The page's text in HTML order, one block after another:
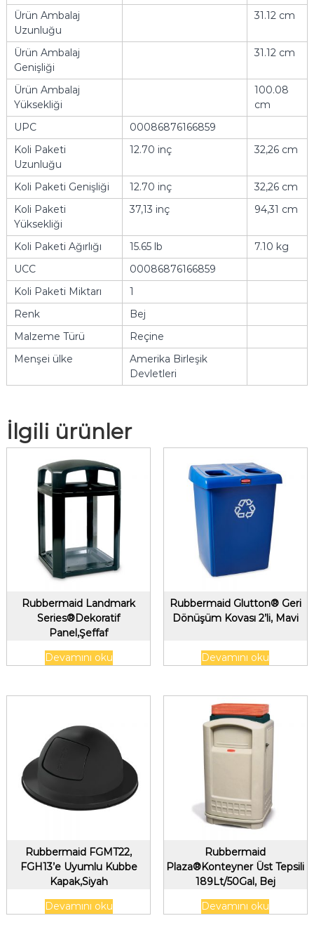
Ürün Ambalaj
Uzunluğu
31.12 cm
Ürün Ambalaj
Genişliği
31.12 cm
Ürün Ambalaj
Yüksekliği
100.08
cm
UPC
00086876166859
Koli Paketi
Uzunluğu
12.70 inç 32,26 cm
Koli Paketi Genişliği 12.70 inç
32,26 cm
Koli Paketi
Yüksekliği
37,13 inç 94,31 cm
Koli Paketi Ağırlığı 15.65 lb
7.10 kg
UCC
00086876166859
Koli Paketi Miktarı
1
Renk
Bej
Malzeme Türü
Reçine
Menşei ülke
Amerika Birleşik
Devletleri
İlgili ürünler
Rubbermaid Landmark
Series®Dekoratif
Panel,Şeffaf
Devamını oku
Rubbermaid Glutton® Geri
Dönüşüm Kovası 2’li, Mavi
Devamını oku
Rubbermaid FGMT22,
FGH13’e Uyumlu Kubbe
Kapak,Siyah
Devamını oku
Rubbermaid
Plaza®Konteyner Üst Tepsili
189Lt/50Gal, Bej
Devamını oku